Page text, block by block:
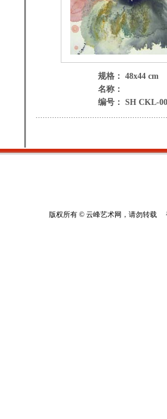
规格： 48x44 cm
名称：
编号： SH CKL-
版权所有 © 云峰艺术网，请勿转载